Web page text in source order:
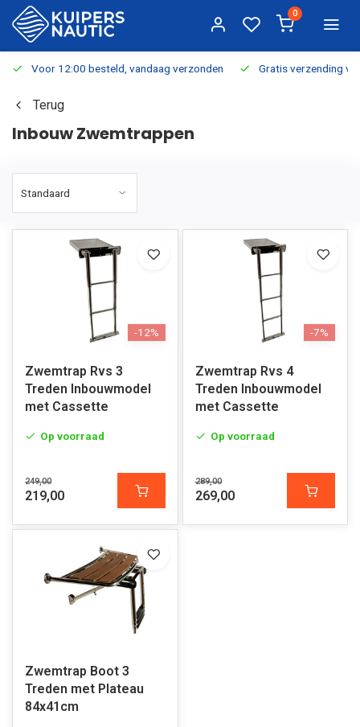
0
Voor 12:00 besteld, vandaag verzonden Gratis verzending
Terug
Inbouw Zwemtrappen
-12%
Zwemtrap Rvs 3
Treden Inbouwmodel
met Cassette
Op voorraad
249,00
219,00
-7%
Zwemtrap Rvs 4
Treden Inbouwmodel
met Cassette
Op voorraad
289,00
269,00
Zwemtrap Boot 3
Treden met Plateau
84x41cm